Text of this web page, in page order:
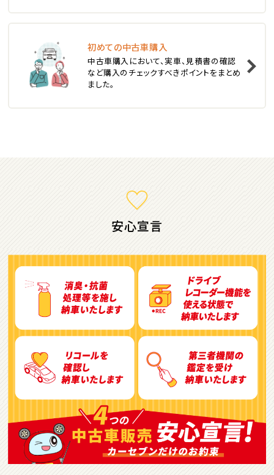
3位
トヨタ
カローラフィールダー
2
アルファード
位
トヨタ
ヴォクシー
ＳＵＶ・クロカン
1位
トヨタ
ヤリスクロス
初めての中古車購入
中古車購入において、実車、見積書の確認
など購入のチェックすべきポイントをまとめ
ました。
安心宣言